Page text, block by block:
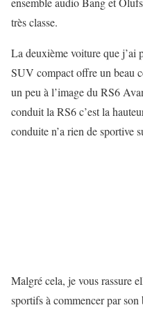
très classe.
La deuxième voiture que j’ai
SUV compact offre un beau
un peu à l’image du RS6
conduit la RS6 c’est la
conduite n’a rien de sportive
Malgré cela, je vous rassure
sportifs à commencer par